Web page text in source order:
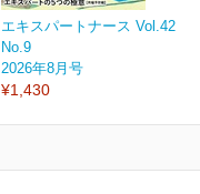
エキスパートナース Vol.42
No.9
2026年8月号
¥1,430